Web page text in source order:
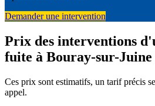
Demander une intervention
Prix des interventions
fuite à Bouray-sur-Juine
Ces prix sont estimatifs, un tarif précis
appel.